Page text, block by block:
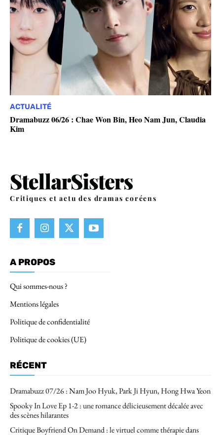
ACTUALITÉ
Dramabuzz 06/26 : Chae Won Bin, Heo Nam Jun, Claudia
Kim
Critiques et actu des dramas coréens
A PROPOS
Qui sommes-nous ?
Mentions légales
Politique de confidentialité
Politique de cookies (UE)
RÉCENT
Dramabuzz 07/26 : Nam Joo Hyuk, Park Ji Hyun, Hong Hwa Yeon
Spooky In Love Ep 1-2 : une romance délicieusement décalée avec
des scènes hilarantes
Critique Boyfriend On Demand : le virtuel comme thérapie dans